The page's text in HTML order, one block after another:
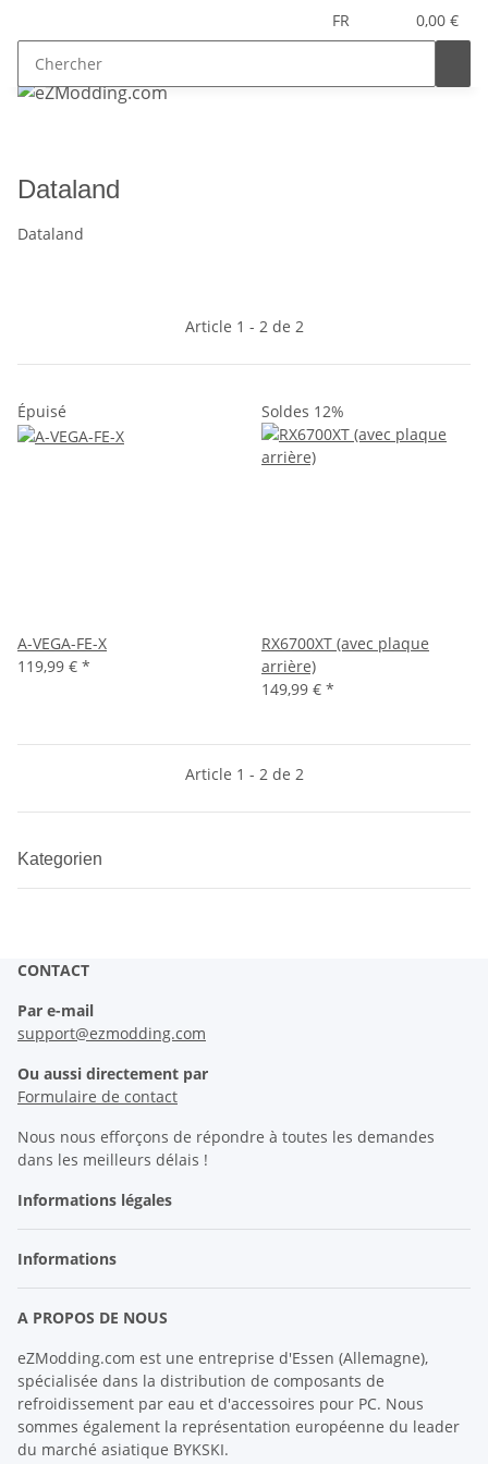
FR 0,00 €
Dataland
Dataland
Article 1 - 2 de 2
Épuisé
A-VEGA-FE-X
119,99 € *
Soldes 12%
RX6700XT (avec plaque
arrière)
149,99 € *
Article 1 - 2 de 2
Kategorien
CONTACT
Par e-mail
support@ezmodding.com
Ou aussi directement par
Formulaire de contact
Nous nous efforçons de répondre à toutes les demandes
dans les meilleurs délais !
Informations légales
Informations
A PROPOS DE NOUS
eZModding.com est une entreprise d'Essen (Allemagne),
spécialisée dans la distribution de composants de
refroidissement par eau et d'accessoires pour PC. Nous
sommes également la représentation européenne du leader
du marché asiatique BYKSKI.